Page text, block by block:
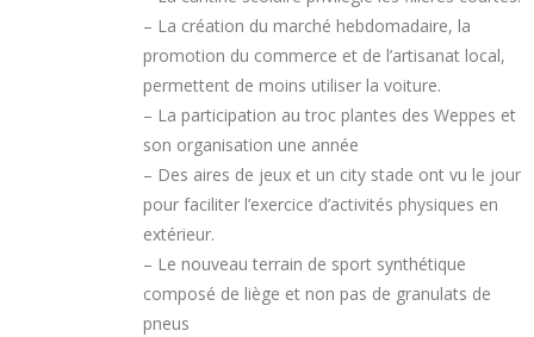
– La création du marché hebdomadaire, la
promotion du commerce et de l’artisanat local,
permettent de moins utiliser la voiture.
– La participation au troc plantes des Weppes et
son organisation une année
– Des aires de jeux et un city stade ont vu le jour
pour faciliter l’exercice d’activités physiques en
extérieur.
– Le nouveau terrain de sport synthétique
composé de liège et non pas de granulats de
pneus